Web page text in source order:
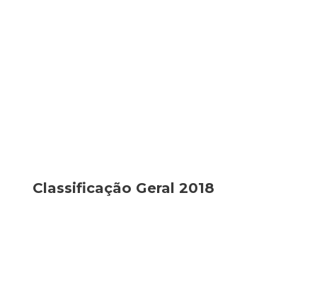
Classificação Geral 2018